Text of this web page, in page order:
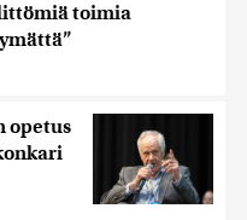
toimia
opetus